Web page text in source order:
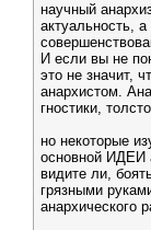
научный
актуальность,
И если вы не
это не значит,
анархистом.
гностики,
но некоторые
основной ИДЕИ
видите ли,
грязными
анархического